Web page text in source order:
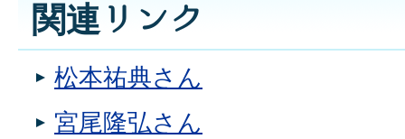
関連リンク
松本祐典さん
宮尾隆弘さん